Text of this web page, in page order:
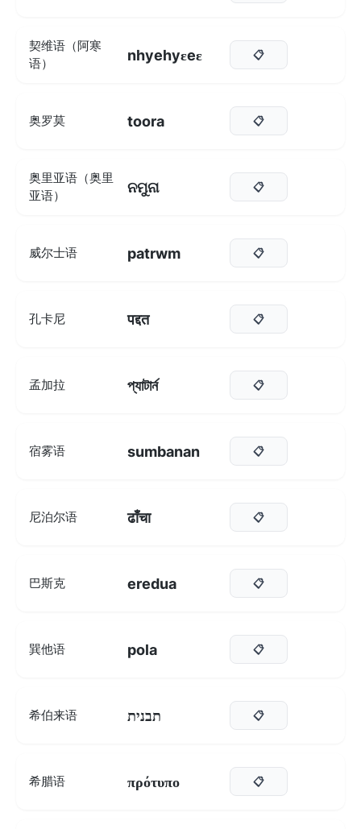
契维语（阿寒
语）
nhyehyɛeɛ 📋
奥罗莫 toora 📋
奥里亚语（奥里
亚语）
ନମୁନା 📋
威尔士语 patrwm 📋
孔卡尼 पद्दत 📋
孟加拉 প্যাটার্ন 📋
宿雾语 sumbanan 📋
尼泊尔语 ढाँचा 📋
巴斯克 eredua 📋
巽他语 pola 📋
希伯来语 תבנית 📋
希腊语 πρότυπο 📋